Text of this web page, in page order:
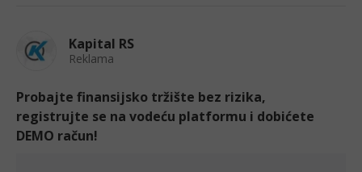
Kapital RS
Reklama
Probajte finansijsko tržište bez rizika,
registrujte se na vodeću platformu i dobićete
DEMO račun!